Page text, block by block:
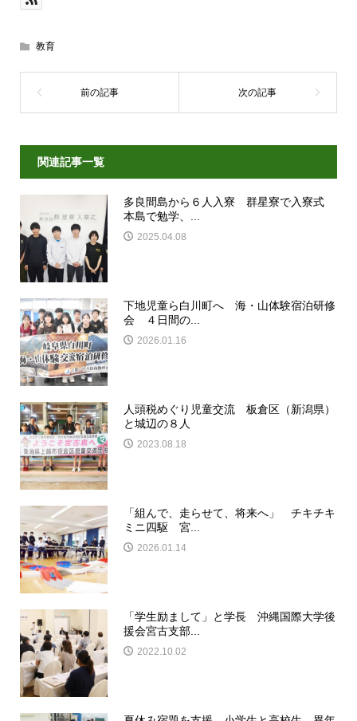
教育
関連記事一覧
多良間島から６人入寮 群星寮で入寮式
本島で勉学、...
2025.04.08
下地児童ら白川町へ 海・山体験宿泊研修
会 ４日間の...
2026.01.16
人頭税めぐり児童交流 板倉区（新潟県）
と城辺の８人
2023.08.18
「組んで、走らせて、将来へ」 チキチキ
ミニ四駆 宮...
2026.01.14
「学生励まして」と学長 沖縄国際大学後
援会宮古支部...
2022.10.02